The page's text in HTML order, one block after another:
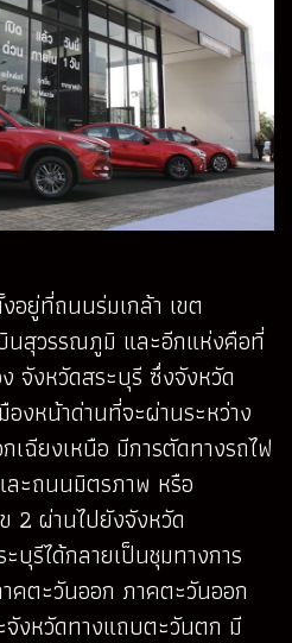
อยู่ที่ถนนร่มเกล้า เขต
นสุวรรณภูมิ และอีกแห่งคือที่
จังหวัดสระบุรี ซึ่งจังหวัด
งหน้าด่านที่จะผ่านระหว่าง
ฉียงเหนือ มีการตัดทางรถไฟ
ละถนนมิตรภาพ หรือ
2 ผ่านไปยังจังหวัด
บุรีได้กลายเป็นชุมทางการ
ตะวันออก ภาคตะวันออก
จังหวัดทางแถบตะวันตก มี